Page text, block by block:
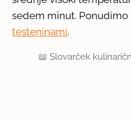
sedem minut.
testeninami.
📖Slovarček